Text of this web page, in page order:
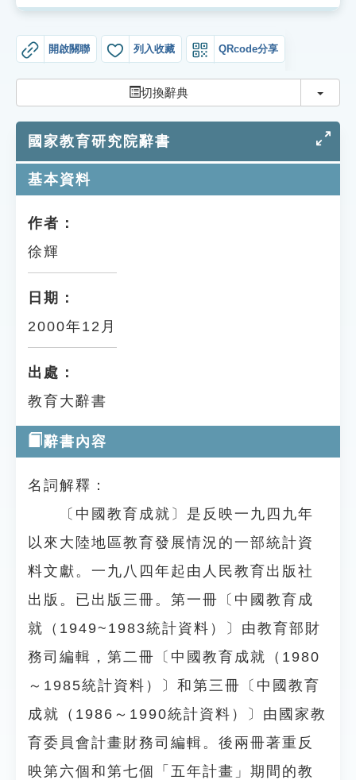
生命大百科索引
遊戲專區
教學應用
貓頭鷹博士
開啟關聯 列入收藏 QRcode分享
切換辭典 切換
國家教育研究院辭書
基本資料
作者：
徐輝
日期：
2000年12月
出處：
教育大辭書
辭書內容
名詞解釋：
〔中國教育成就〕是反映一九四九年
以來大陸地區教育發展情況的一部統計資
料文獻。一九八四年起由人民教育出版社
出版。已出版三冊。第一冊〔中國教育成
就（1949~1983統計資料）〕由教育部財
務司編輯，第二冊〔中國教育成就（1980
～1985統計資料）〕和第三冊〔中國教育
成就（1986～1990統計資料）〕由國家教
育委員會計畫財務司編輯。後兩冊著重反
映第六個和第七個「五年計畫」期間的教